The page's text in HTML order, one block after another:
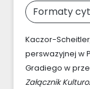
Formaty
Kaczor-
perswazyjnej w
Gradiego w
Załącznik